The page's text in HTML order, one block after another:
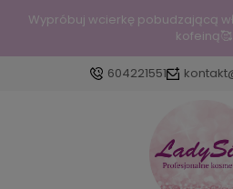
Wypróbuj wcierkę pobudzającą
kofeiną🥰
604221551
Zaloguj